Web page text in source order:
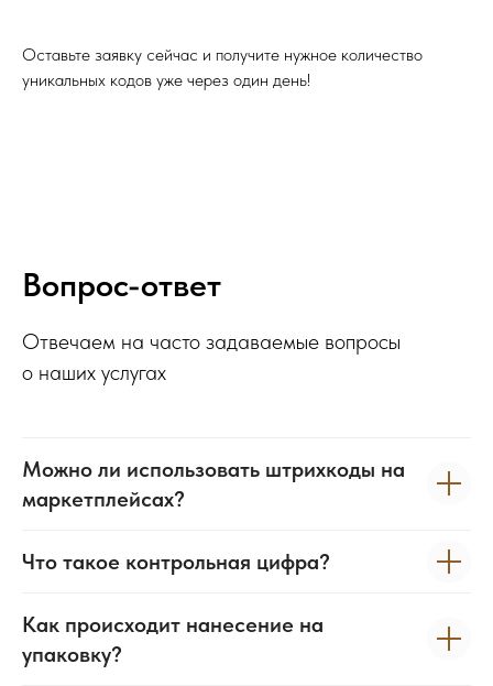
Оставьте заявку сейчас и получите нужное количество
уникальных кодов уже через один день!
Вопрос-ответ
Отвечаем на часто задаваемые вопросы
о наших услугах
Можно ли использовать штрихкоды на
маркетплейсах?
Что такое контрольная цифра?
Как происходит нанесение на
упаковку?